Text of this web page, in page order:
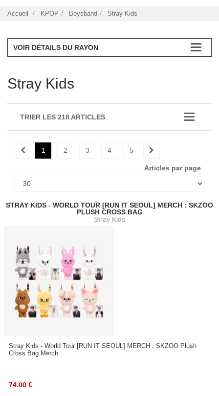
Accueil KPOP Boysband Stray Kids
VOIR DÉTAILS DU RAYON
Stray Kids
TRIER LES 218 ARTICLES
1 2 3 4 5
Articles par page
STRAY KIDS - WORLD TOUR [RUN IT SEOUL] MERCH : SKZOO
PLUSH CROSS BAG
Stray Kids
Stray Kids - World Tour [RUN IT SEOUL] MERCH : SKZOO Plush
Cross Bag Merch...
74.00 €